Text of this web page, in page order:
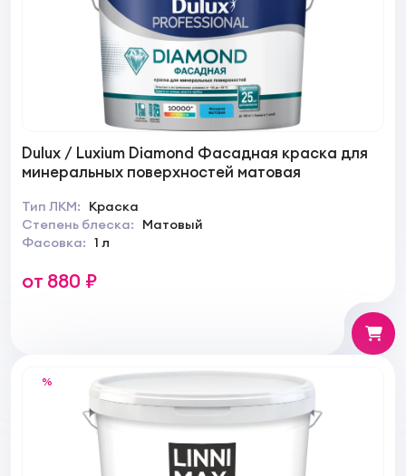
Dulux / Luxium Diamond Фасадная краска для
минеральных поверхностей матовая
Тип ЛКМ:
Краска
Степень блеска:
Матовый
Фасовка: 1 л
от 880 ₽
%